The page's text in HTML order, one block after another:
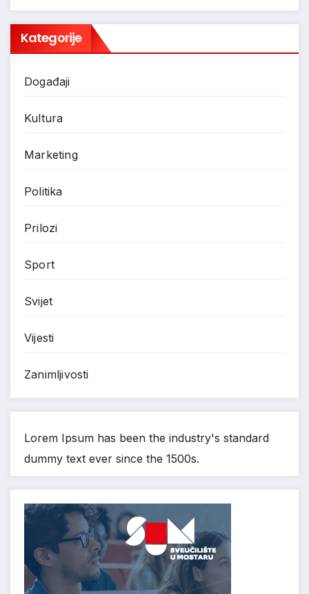
Kategorije
Događaji
Kultura
Marketing
Politika
Prilozi
Sport
Svijet
Vijesti
Zanimljivosti
Lorem Ipsum has been the industry's standard
dummy text ever since the 1500s.